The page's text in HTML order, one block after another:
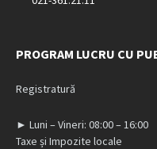
PROGRAM LUCRU CU
Registratură
► Luni – Vineri: 08:00 – 16:00
Taxe și Impozite locale